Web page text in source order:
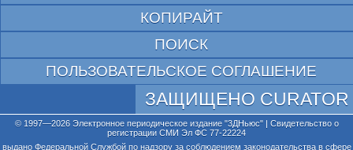
КОПИРАЙТ
ПОИСК
ПОЛЬЗОВАТЕЛЬСКОЕ СОГЛАШЕНИЕ
ЗАЩИЩЕНО CURATOR
© 1997—2026 Электронное периодическое издание "3ДНьюс" | Свидетельство о
регистрации СМИ Эл ФС 77-22224
выдано Федеральной Службой по надзору за соблюдением законодательства в сфере